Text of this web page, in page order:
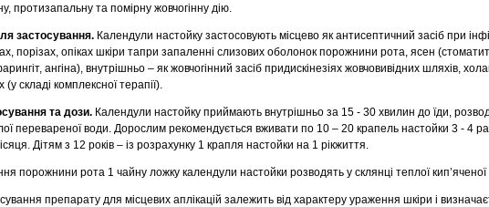
протизапальну та помірну жовчогінну дію.
застосування. Календули настойку застосовують місцево як антисептичний засіб при
порізах, опіках шкіри тапри запаленні слизових оболонок порожнини рота, ясен (стоматит,
ангіна), внутрішньо – як жовчогінний засіб придискінезіях жовчовивідних шляхів,
складі комплексної терапії).
та дози. Календули настойку приймають внутрішньо за 15 - 30 хвилин до їди,
перевареної води. Дорослим рекомендується вживати по 10 – 20 крапель настойки 3 - 4
Дітям з 12 років – із розрахунку 1 крапля настойки на 1 рікжиття.
порожнини рота 1 чайну ложку календули настойки розводять у склянці теплої
препарату для місцевих аплікацій залежить від характеру ураження шкіри і